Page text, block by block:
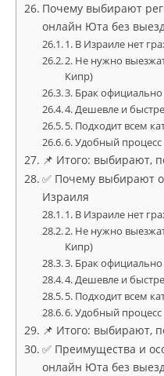
Почему выбирают
онлайн Юта без
1. В Израиле нет
2. Не нужно
Кипр)
3. Брак
4. Дешевле и
5. Подходит всем
6. Удобный процесс
📌 Итого: выбирают,
✅ Почему выбирают
Израиля
1. В Израиле нет
2. Не нужно
Кипр)
3. Брак
4. Дешевле и
5. Подходит всем
6. Удобный процесс
📌 Итого: выбирают,
✅ Преимущества и
онлайн Юта без